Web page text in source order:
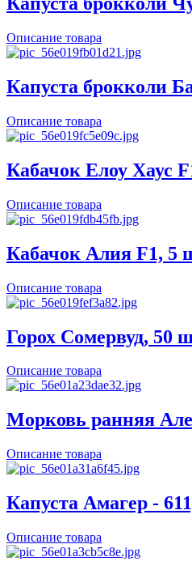
Описание товара
Капуста брокколи
Описание товара
Кабачок Елоу Хаус
Описание товара
Кабачок Алия F1, 5
Описание товара
Горох Сомервуд, 50
Описание товара
Морковь ранняя
Описание товара
Капуста Амагер -
Описание товара